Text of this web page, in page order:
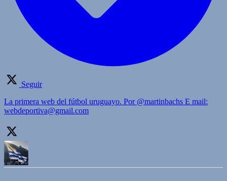
Seguir
La primera web del fútbol uruguayo. Por @martinbachs E mail:
webdeportiva@gmail.com